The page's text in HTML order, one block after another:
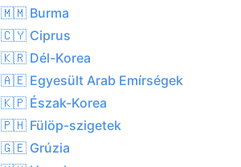
🇲🇲 Burma
🇨🇾 Ciprus
🇰🇷 Dél-Korea
🇦🇪 Egyesült Arab Emírségek
🇰🇵 Észak-Korea
🇵🇭 Fülöp-szigetek
🇬🇪 Grúzia